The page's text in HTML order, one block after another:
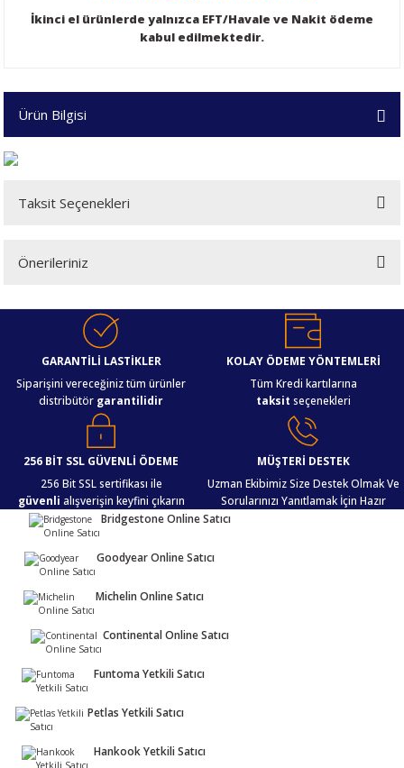
İkinci el ürünlerde yalnızca EFT/Havale ve Nakit ödeme
kabul edilmektedir.
Ürün Bilgisi
Taksit Seçenekleri
Önerileriniz
Bu ürünün fiyat bilgisi, resim, ürün açıklamalarında ve diğer konularda
yetersiz gördüğünüz noktaları öneri formunu kullanarak tarafımıza
Görüş ve önerileriniz için teşekkür ederiz.
Ürün resmi kalitesiz, bozuk veya görüntülenemiyor.
Ürün açıklamasında eksik bilgiler bulunuyor.
Ürün bilgilerinde hatalar bulunuyor.
Ürün fiyatı diğer sitelerden daha pahalı.
Bu ürüne benzer farklı alternatifler olmalı.
GARANTİLİ LASTİKLER
Siparişini vereceğiniz tüm ürünler
distribütör garantilidir
KOLAY ÖDEME YÖNTEMLERİ
Tüm Kredi kartılarına
taksit seçenekleri
256 BİT SSL GÜVENLİ ÖDEME
256 Bit SSL sertifikası ile
güvenli alışverişin keyfini çıkarın
MÜŞTERİ DESTEK
Uzman Ekibimiz Size Destek Olmak Ve
Sorularınızı Yanıtlamak İçin Hazır
Bridgestone Online Satıcı
Goodyear Online Satıcı
Michelin Online Satıcı
Continental Online Satıcı
Funtoma Yetkili Satıcı
Petlas Yetkili Satıcı
Hankook Yetkili Satıcı